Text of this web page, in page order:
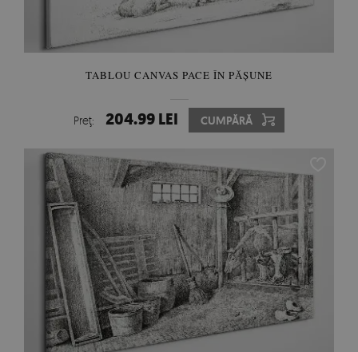
TABLOU CANVAS PACE ÎN PĂȘUNE
Preţ: 204.99 LEI CUMPĂRĂ